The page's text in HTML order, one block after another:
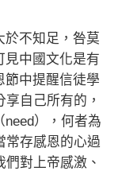
不知足，咎莫
見中國文化是有
節中提醒信徒學
自己所有的，
），何者為
常存感恩的心過
對上帝感激、